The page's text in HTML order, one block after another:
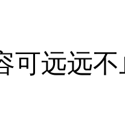
可远远